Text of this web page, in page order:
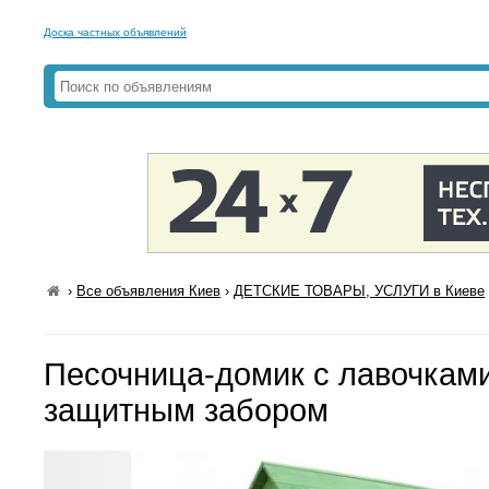
Доска частных объявлений
› Все объявления Киев ›ДЕТСКИЕ ТОВАРЫ, УСЛУГИ в Киеве
Песочница-домик с
защитным забором